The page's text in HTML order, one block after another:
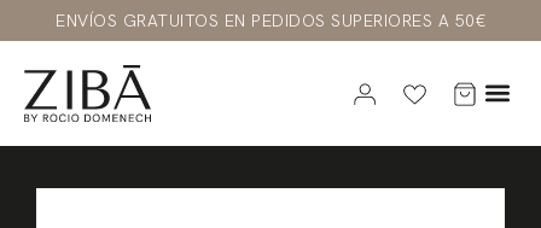
ENVÍOS GRATUITOS EN PEDIDOS SUPERIORES A 50€